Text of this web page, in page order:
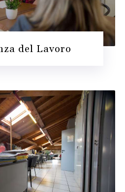
del Lavoro